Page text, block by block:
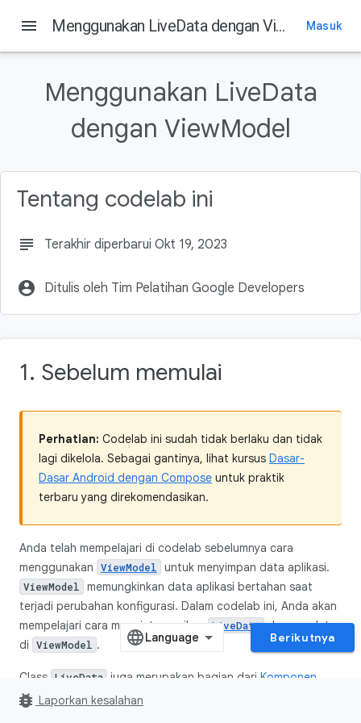
Prasyarat
Yang akan Anda pelajari
Yang akan Anda buat
Yang Anda perlukan
menu Menggunakan LiveData dengan ViewModel Masuk
Menggunakan LiveData
dengan ViewModel
Tentang codelab ini
subject Terakhir diperbarui Okt 19, 2023
account_circle Ditulis oleh Tim Pelatihan Google Developers
1. Sebelum memulai
Perhatian: Codelab ini sudah tidak berlaku dan tidak
lagi dikelola. Sebagai gantinya, lihat kursus Dasar-
Dasar Android dengan Compose untuk praktik
terbaru yang direkomendasikan.
Anda telah mempelajari di codelab sebelumnya cara
menggunakan
ViewModel untuk menyimpan data aplikasi.
ViewModel
memungkinkan data aplikasi bertahan saat
terjadi perubahan konfigurasi. Dalam codelab ini, Anda akan
mempelajari cara mengintegrasikan
LiveData dengan data
di
ViewModel .
Class LiveData juga merupakan bagian dari Komponen
Arsitektur Androiddan merupakan class holder data yang
Berikutnya
bug_report Laporkan kesalahan